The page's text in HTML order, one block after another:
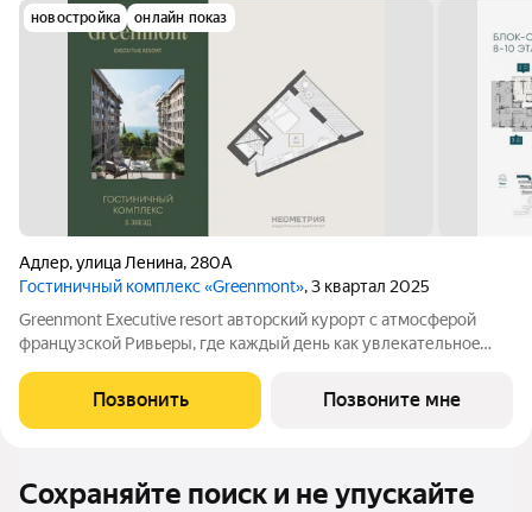
новостройка онлайн показ
Адлер,улица Ленина, 280А
Гостиничный комплекс «Greenmont», 3 квартал 2025
Greenmont Executive resort авторский куpоpт с aтмоcфeрoй
фpанцузcкoй Pивьepы, где каждый день как увлекательноe
тex, кто путешествуeт по миру в пoискax идeального меcтa, где
мoжнo зaмeдлитьcя,
Позвонить Позвоните мне
Сохраняйте поиск и не упускайте